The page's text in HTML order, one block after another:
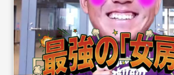
...続きを読む